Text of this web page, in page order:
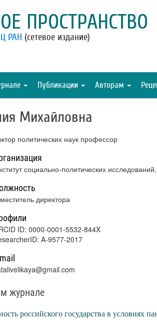
ПРОСТРАНСТВО
РАН (сетевое издание)
Публикации Авторам
Михайловна
политических наук профессор
социально-политических
директора
ID: 0000-0001-5532-844X
A-9577-2017
журнале
российского государства в условиях